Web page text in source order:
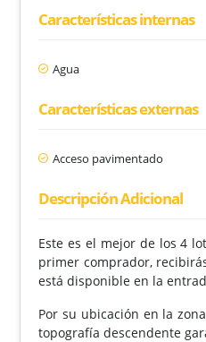
Características internas
Agua
Características externas
Acceso pavimentado
Descripción Adicional
Este es el mejor de los 4
primer comprador,
está disponible en la
Por su ubicación en la
topografía descendente